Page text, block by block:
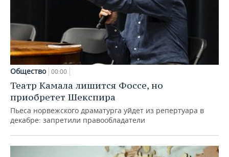
Общество 00:00
Театр Камала лишится Фоссе, но
приобретет Шекспира
Пьеса норвежского драматурга уйдет из репертуара в
декабре: запретили правообладатели